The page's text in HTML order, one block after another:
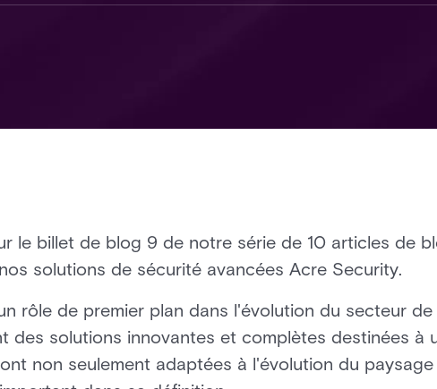
le billet de blog 9 de notre série de 10 articles de
solutions de sécurité avancées Acre Security.
rôle de premier plan dans l'évolution du secteur
des solutions innovantes et complètes destinées à
non seulement adaptées à l'évolution du